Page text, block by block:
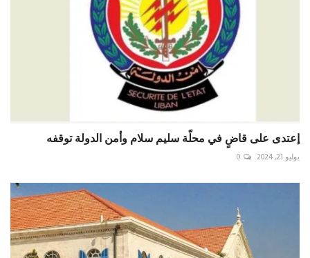
إعتدى على قاضٍ في محلّة سليم سلام وأمن الدولة توقفه
يوليو 21, 2024 0